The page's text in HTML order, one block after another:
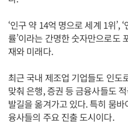
‘인구 약 14억 명으로 세계 1위’,
률’이라는 간명한 숫자만으로도
재와 미래다.
최근 국내 제조업 기업들도 인도
맞춰 은행, 증권 등 금융사들도
발길을 옮겨가고 있다. 특히 뭄바
융사들의 주요 진출 도시이다.